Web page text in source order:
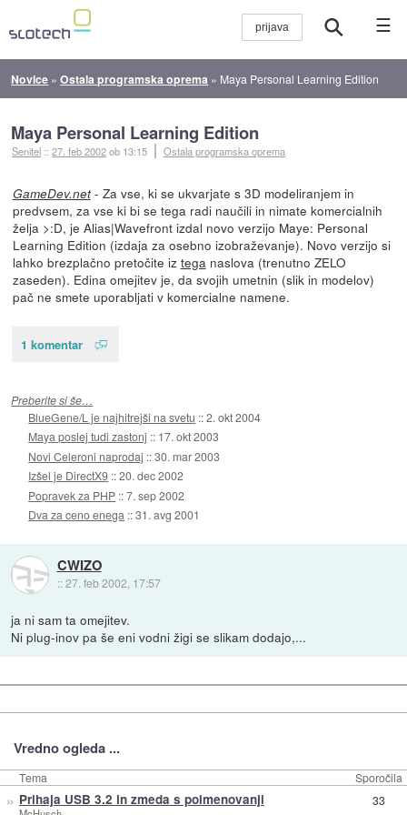
☰
Novice »Ostala programska oprema » Maya Personal Learning Edition
Maya Personal Learning Edition
Senitel ::27. feb 2002ob 13:15 Ostala programska oprema
GameDev.net- Za vse, ki se ukvarjate s 3D modeliranjem in
predvsem, za vse ki bi se tega radi naučili in nimate komercialnih
želja >:D, je Alias|Wavefront izdal novo verzijo Maye: Personal
Learning Edition (izdaja za osebno izobraževanje). Novo verzijo si
lahko brezplačno pretočite iz tega naslova (trenutno ZELO
zaseden). Edina omejitev je, da svojih umetnin (slik in modelov)
pač ne smete uporabljati v komercialne namene.
1 komentar
Preberite si še…
BlueGene/L je najhitrejši na svetu ::2. okt 2004
Maya poslej tudi zastonj :: 17. okt 2003
Novi Celeroni naprodaj ::30. mar 2003
Izšel je DirectX9 ::20. dec 2002
Popravek za PHP ::7. sep 2002
Dva za ceno enega ::31. avg 2001
CWIZO
::27. feb 2002, 17:57
ja ni sam ta omejitev.
Ni plug-inov pa še eni vodni žigi se slikam dodajo,...
Vredno ogleda ...
Tema Sporočila
» Prihaja USB 3.2 in zmeda s poimenovanji 33